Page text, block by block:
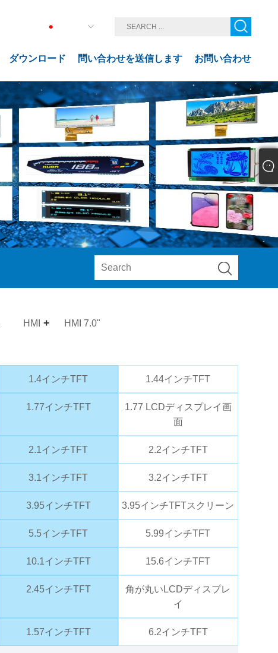
ダウンロード 問い合わせを送信します お問い合わせ
HMI HMI 7.0"
1.4インチTFT 1.44インチTFT
1.77インチTFT
1.77 LCDディスプレイ画
面
2.1インチTFT 2.2インチTFT
3.1インチTFT 3.2インチTFT
3.95インチTFT 3.95インチTFTスクリーン
5.5インチTFT 5.99インチTFT
10.1インチTFT 15.6インチTFT
2.45インチTFT
角が丸いLCDディスプレ
イ
1.57インチTFT 6.2インチTFT